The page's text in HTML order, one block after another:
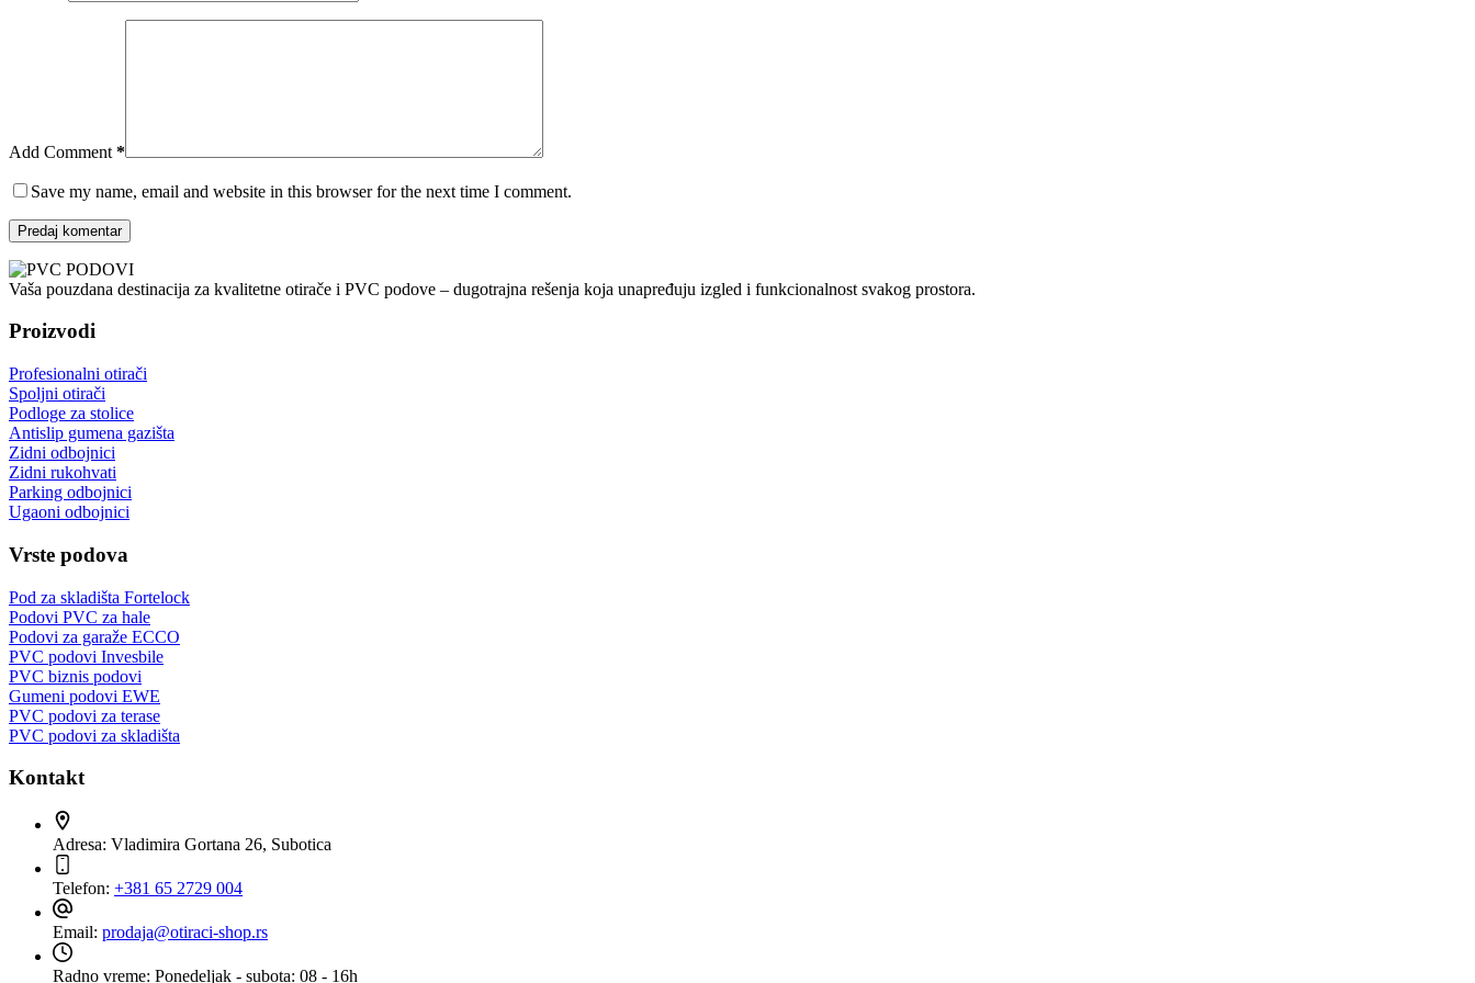
Add Comment *
Save my name, email and website in this browser for the next time I comment.
Predaj komentar
Vaša pouzdana destinacija za kvalitetne otirače i PVC podove – dugotrajna rešenja koja unapređuju izgled i funkcionalnost svakog prostora.
Proizvodi
Profesionalni otirači
Spoljni otirači
Podloge za stolice
Antislip gumena gazišta
Zidni odbojnici
Zidni rukohvati
Parking odbojnici
Ugaoni odbojnici
Vrste podova
Pod za skladišta Fortelock
Podovi PVC za hale
Podovi za garaže ECCO
PVC podovi Invesbile
PVC biznis podovi
Gumeni podovi EWE
PVC podovi za terase
PVC podovi za skladišta
Kontakt
Adresa: Vladimira Gortana 26, Subotica
Telefon: +381 65 2729 004
Email: prodaja@otiraci-shop.rs
Radno vreme: Ponedeljak - subota: 08 - 16h